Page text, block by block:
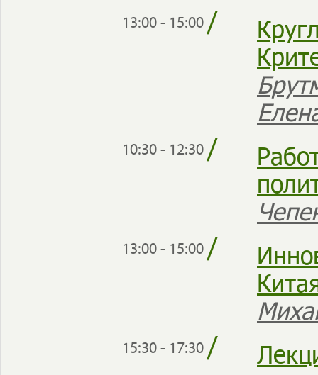
13:00 - 15:00/
10:30 - 12:30/
13:00 - 15:00/
15:30 - 17:30/